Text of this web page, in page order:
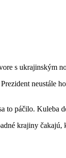
s ukrajinským
páčilo.
krajiny